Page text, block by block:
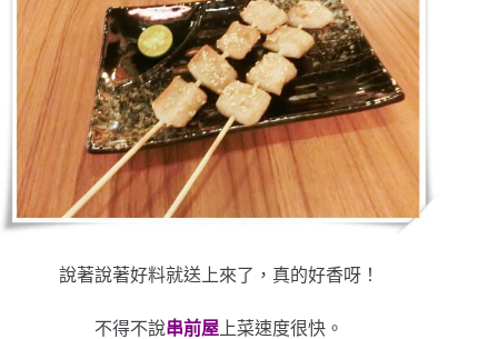
說著說著好料就送上來了，真的好香呀！
不得不說串前屋 上菜速度很快。